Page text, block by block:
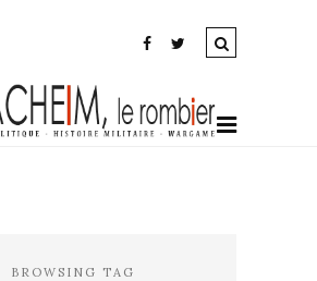
BROWSING TAG